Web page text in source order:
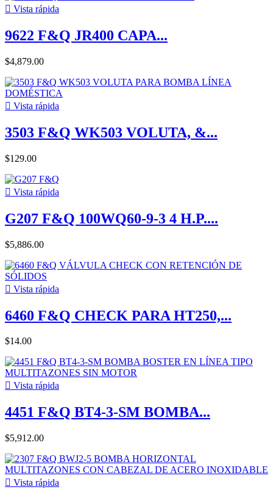
 Vista rápida
9622 F&Q JR400 CAPA...
$4,879.00
 Vista rápida
3503 F&Q WK503 VOLUTA, &...
$129.00
 Vista rápida
G207 F&Q 100WQ60-9-3 4 H.P....
$5,886.00
 Vista rápida
6460 F&Q CHECK PARA HT250,...
$14.00
 Vista rápida
4451 F&Q BT4-3-SM BOMBA...
$5,912.00
 Vista rápida